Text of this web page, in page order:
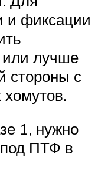
и фиксации
или лучше
стороны с
1, нужно
ПТФ в